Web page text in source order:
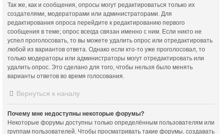
Так же, как и сообщения, опросы могут редактироваться только их
создателями, модераторами или администраторами. Для
редактирования опроса перейдите к редактированию первого
сообщения в теме; опрос всегда связан именно с ним. Если никто не
успел проголосовать, то вы можете удалить опрос или отредактировать
любой из вариантов ответа. Однако если кто-то уже проголосовал, то
только модераторы или администраторы могут отредактировать или
удалить опрос. Это сделано для того, чтобы нельзя было менять
варианты ответов во время голосования.
Вернуться к началу
Почему мне недоступны некоторые форумы?
Некоторые форумы доступны только определённым пользователям или
группам пользователей. Чтобы просматривать такие форумы, создавать